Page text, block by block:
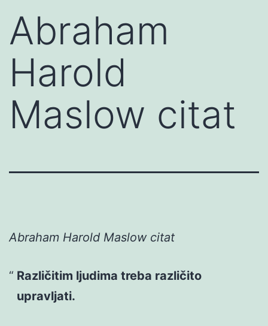
Abraham
Harold
Maslow citat
Abraham Harold Maslow citat
Različitim ljudima treba različito
upravljati.